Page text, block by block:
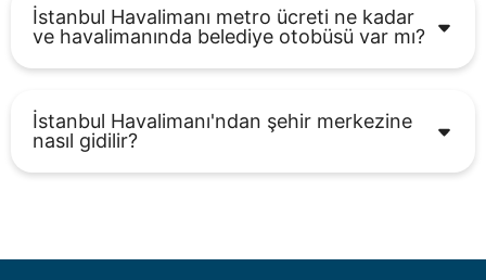
İstanbul Havalimanı metro ücreti ne kadar
ve havalimanında belediye otobüsü var mı?
İstanbul Havalimanı'ndan şehir merkezine
nasıl gidilir?